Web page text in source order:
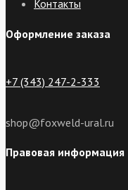
Контакты
Оформление заказа
+7 (343) 247-2-333
shop@foxweld-ural.ru
Правовая информация